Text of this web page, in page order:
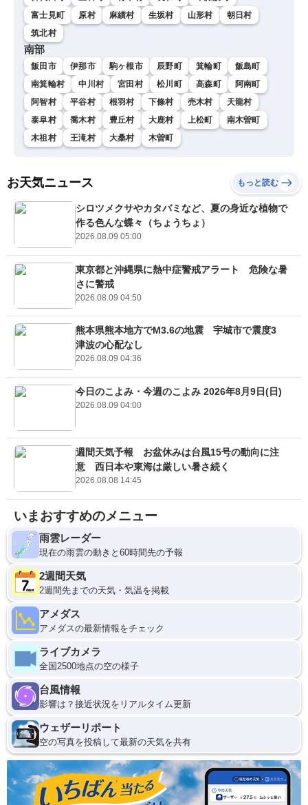
富士見町
原村 麻績村 生坂村 山形村
朝日村
筑北村
南部
飯田市 伊那市 駒ヶ根市 辰野町 箕輪町
飯島町
南箕輪村
中川村 宮田村 松川町 高森町
阿南町
阿智村
平谷村 根羽村 下條村 売木村
天龍村
泰阜村
喬木村 豊丘村 大鹿村 上松町
南木曽町
木祖村
王滝村 大桑村 木曽町
お天気ニュース もっと読む
シロツメクサやカタバミなど、夏の身近な植物で
作る色んな蝶々（ちょうちょ）
2026.08.09 05:00
東京都と沖縄県に熱中症警戒アラート 危険な暑
さに警戒
2026.08.09 04:50
熊本県熊本地方でM3.6の地震 宇城市で震度3
津波の心配なし
2026.08.09 04:36
今日のこよみ・今週のこよみ 2026年8月9日(日)
2026.08.09 04:00
週間天気予報 お盆休みは台風15号の動向に注
意 西日本や東海は厳しい暑さ続く
2026.08.08 14:45
いまおすすめのメニュー
雨雲レーダー
現在の雨雲の動きと60時間先の予報
2週間天気
2週間先までの天気・気温を掲載
アメダス
アメダスの最新情報をチェック
ライブカメラ
全国2500地点の空の様子
台風情報
影響は？接近状況をリアルタイム更新
ウェザーリポート
空の写真を投稿して最新の天気を共有